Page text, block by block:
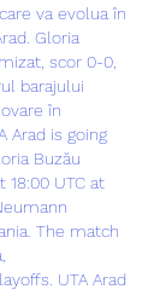
va evolua în
Gloria
scor 0-0,
barajului
în
Arad is going
Buzău
18:00 UTC at
The match
UTA Arad